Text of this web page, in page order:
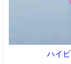
ハイ